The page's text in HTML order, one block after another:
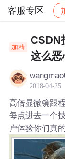
客服专区
客服专
加精
CSDN
这么
2018-04-25
高倍显微镜跟
每点进去一个
户体验你们真